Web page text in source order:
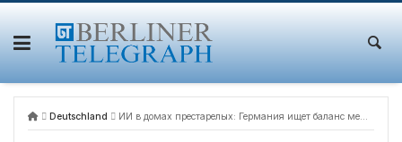
Skip
content
Deutschland ИИ в домах престарелых: Германия ищет баланс между технологиями и человеческим уходом